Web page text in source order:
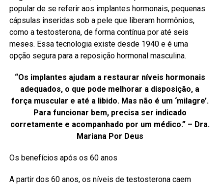
popular de se referir aos implantes hormonais, pequenas
cápsulas inseridas sob a pele que liberam hormônios,
como a testosterona, de forma contínua por até seis
meses. Essa tecnologia existe desde 1940 e é uma
opção segura para a reposição hormonal masculina.
“Os implantes ajudam a restaurar níveis hormonais
adequados, o que pode melhorar a disposição, a
força muscular e até a libido. Mas não é um ‘milagre’.
Para funcionar bem, precisa ser indicado
corretamente e acompanhado por um médico.” – Dra.
Mariana Por Deus
Os benefícios após os 60 anos
A partir dos 60 anos, os níveis de testosterona caem